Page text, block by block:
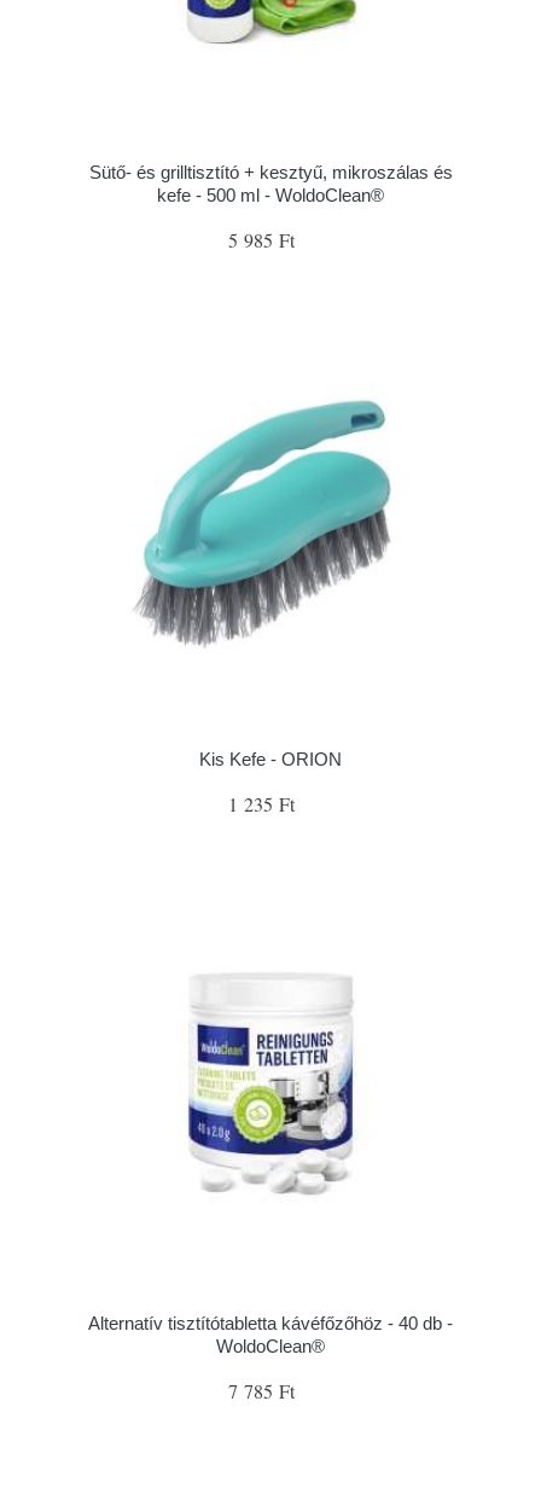
Sütő- és grilltisztító + kesztyű, mikroszálas és
kefe - 500 ml - WoldoClean®
5 985 Ft
Kis Kefe - ORION
1 235 Ft
Alternatív tisztítótabletta kávéfőzőhöz - 40 db -
WoldoClean®
7 785 Ft